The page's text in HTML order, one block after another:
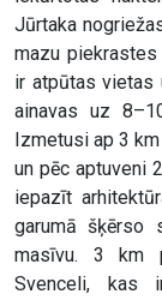
Jūrtaka
mazu
ir atpūtas vietas
ainavas uz
Izmetusi ap 3
un pēc aptuveni
iepazīt
garumā šķērso
masīvu. 3 km
Svenceli, kas